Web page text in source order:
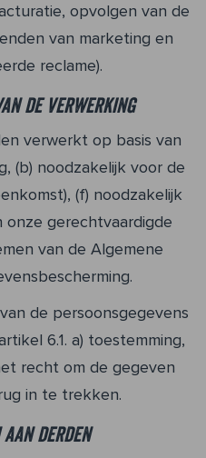
opvolgen van de
van marketing en
reclame).
de verwerking
verwerkt op basis van
(b) noodzakelijk voor de
(f) noodzakelijk
gerechtvaardigde
van de Algemene
de persoonsgegevens
6.1. a) toestemming,
recht om de gegeven
in te trekken.
aan derden